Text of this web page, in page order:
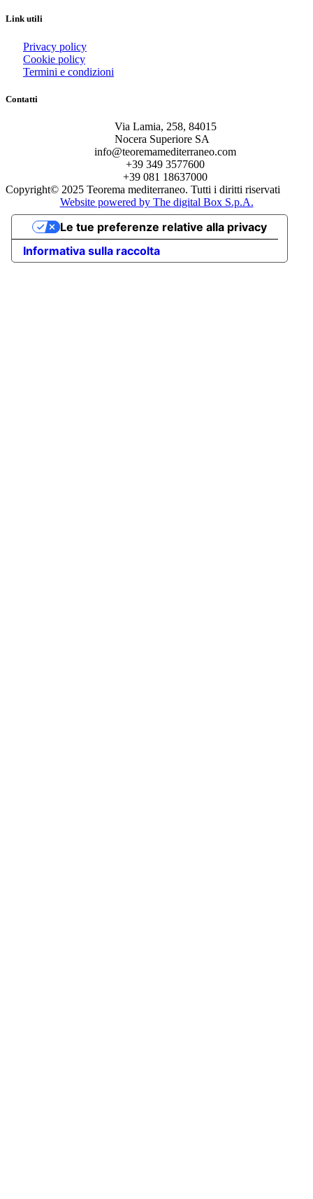
Link utili
Privacy policy
Cookie policy
Termini e condizioni
Contatti
Via Lamia, 258, 84015
Nocera Superiore SA
info@teoremamediterraneo.com
+39 349 3577600
+39 081 18637000
Copyright© 2025 Teorema mediterraneo. Tutti i diritti riservati
Website powered by The digital Box S.p.A.
Informativa sulla raccolta
Le tue preferenze relative alla privacy